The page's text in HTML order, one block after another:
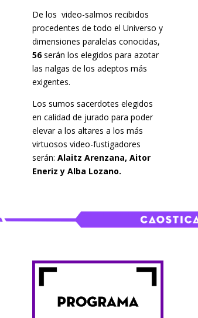
De los video-salmos recibidos
procedentes de todo el Universo y
dimensiones paralelas conocidas,
56serán los elegidos para azotar
las nalgas de los adeptos más
exigentes.
Los sumos sacerdotes elegidos
en calidad de jurado para poder
elevar a los altares a los más
virtuosos video-fustigadores
serán: Alaitz Arenzana, Aitor
Eneriz y Alba Lozano.